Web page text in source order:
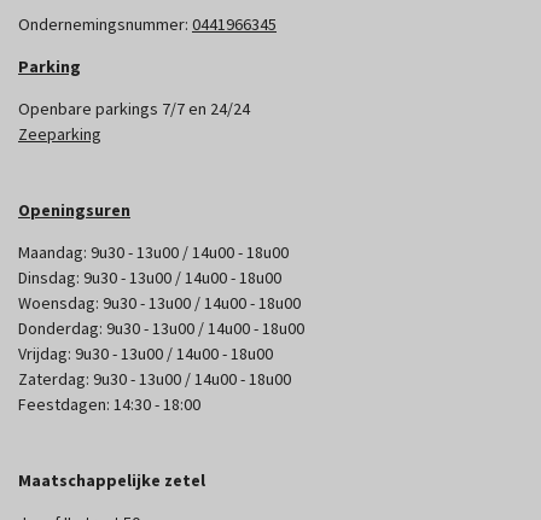
Ondernemingsnummer: 0441966345
Parking
Openbare parkings 7/7 en 24/24
Zeeparking
Openingsuren
Maandag: 9u30 - 13u00 / 14u00 - 18u00
Dinsdag: 9u30 - 13u00 / 14u00 - 18u00
Woensdag: 9u30 - 13u00 / 14u00 - 18u00
Donderdag: 9u30 - 13u00 / 14u00 - 18u00
Vrijdag: 9u30 - 13u00 / 14u00 - 18u00
Zaterdag: 9u30 - 13u00 / 14u00 - 18u00
Feestdagen: 14:30 - 18:00
Maatschappelijke zetel